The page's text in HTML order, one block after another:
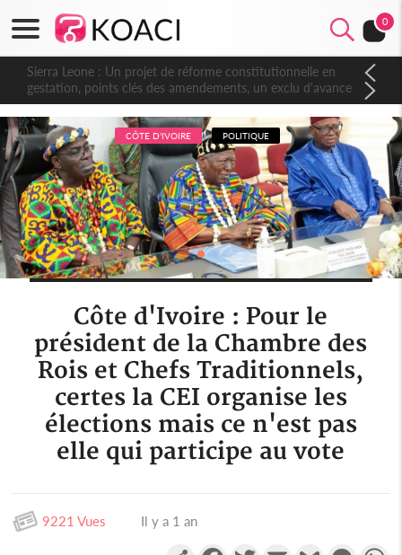
0
Sierra Leone : Un projet de réforme constitutionnelle en
gestation, points clés des amendements, un exclu d'avance
CÔTE D'IVOIRE POLITIQUE
Côte d'Ivoire : Pour le
président de la Chambre des
Rois et Chefs Traditionnels,
certes la CEI organise les
élections mais ce n'est pas
elle qui participe au vote
9221 Vues Il y a 1 an
PartagerFacebookTwitterEmail Gmail